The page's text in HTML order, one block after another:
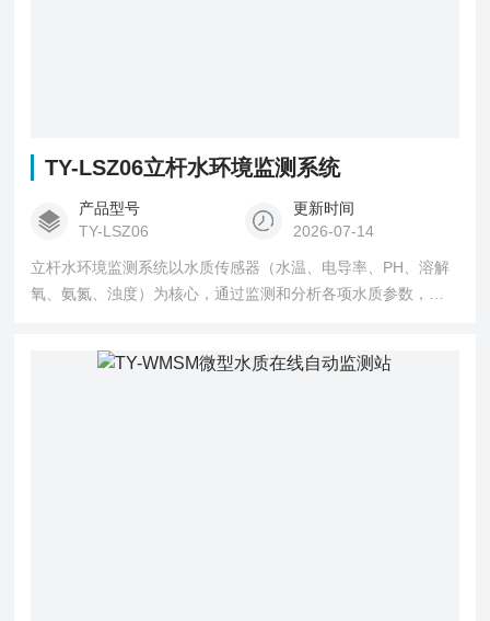
TY-LSZ06立杆水环境监测系统
产品型号
TY-LSZ06
更新时间
2026-07-14
立杆水环境监测系统以水质传感器（水温、电导率、PH、溶解
氧、氨氮、浊度）为核心，通过监测和分析各项水质参数，并